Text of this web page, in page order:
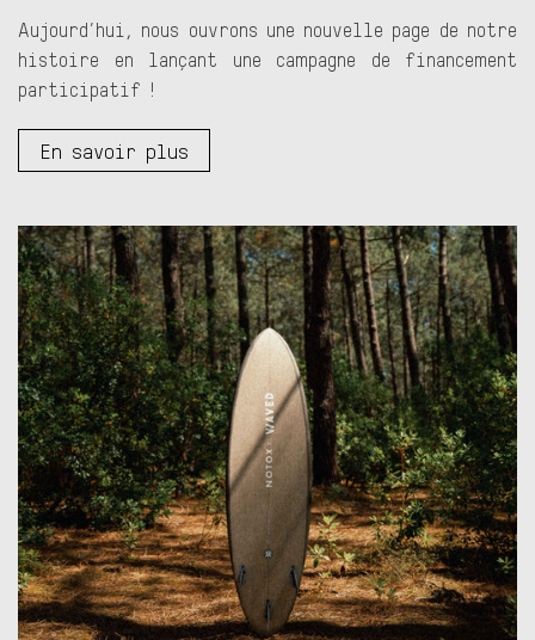
Aujourd’hui, nous ouvrons une nouvelle page de notre
histoire en lançant une campagne de financement
participatif !
En savoir plus